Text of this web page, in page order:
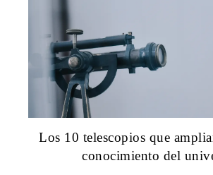
Los 10 telescopios que
conocimiento del